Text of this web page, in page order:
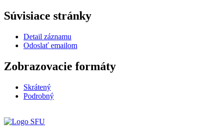
Súvisiace stránky
Detail záznamu
Odoslať emailom
Zobrazovacie formáty
Skrátený
Podrobný